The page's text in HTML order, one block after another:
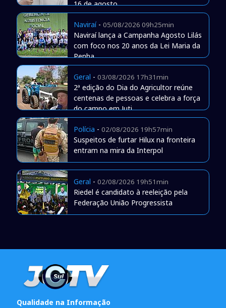
16 de agosto
Naviraí- 05/08/2026 09h25min
Naviraí lança a Campanha Agosto Lilás
com foco nos 20 anos da Lei Maria da
Penha
Geral - 03/08/2026 17h31min
2ª edição do Dia do Agricultor reúne
centenas de pessoas e celebra a força
do campo em Juti
Polícia - 02/08/2026 19h57min
Suspeitos de furtar Hilux na fronteira
entram na mira da Interpol
Geral - 02/08/2026 19h51min
Riedel é candidato à reeleição pela
Federação União Progressista
Qualidade na Informação